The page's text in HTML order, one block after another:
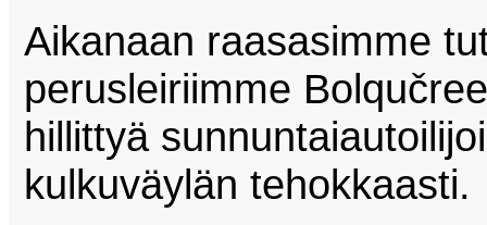
Aikanaan raasasimme
perusleiriimme
hillittyä
kulkuväylän tehokkaasti.